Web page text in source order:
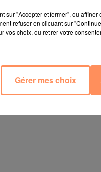
sur "Accepter et fermer", ou
refuser en cliquant sur
vos choix, ou retirer votre
Gérer mes choix